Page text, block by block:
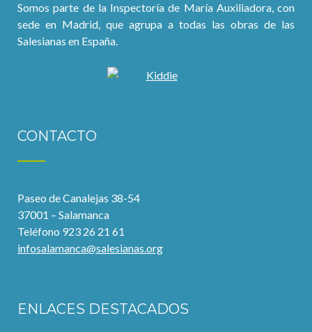
Somos parte de la Inspectoría de María Auxiliadora, con
sede en Madrid, que agrupa a todas las obras de las
Salesianas en España.
CONTACTO
Paseo de Canalejas 38-54
37001 – Salamanca
Teléfono 923 26 21 61
infosalamanca@salesianas.org
ENLACES DESTACADOS